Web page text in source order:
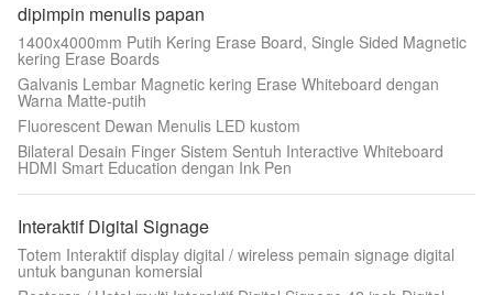
dipimpin menulis papan
1400x4000mm Putih Kering Erase Board, Single Sided Magnetic
kering Erase Boards
Galvanis Lembar Magnetic kering Erase Whiteboard dengan
Warna Matte-putih
Fluorescent Dewan Menulis LED kustom
Bilateral Desain Finger Sistem Sentuh Interactive Whiteboard
HDMI Smart Education dengan Ink Pen
Interaktif Digital Signage
Totem Interaktif display digital / wireless pemain signage digital
untuk bangunan komersial